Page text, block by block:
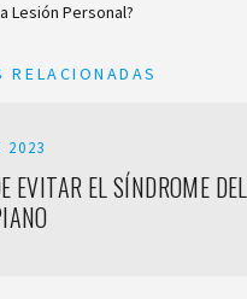
RELACIONADAS
2023
EVITAR EL SÍNDROME DEL